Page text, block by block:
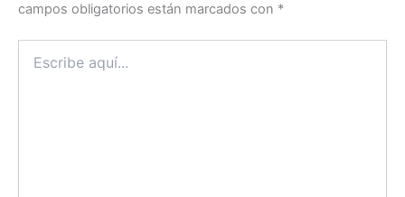
campos obligatorios están marcados con *
aquí...